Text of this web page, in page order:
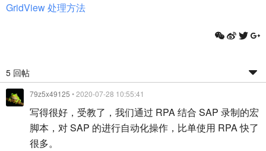
GridView 处理方法
5 回帖
79z5x49125 • 2020-07-28 10:55:41
写得很好，受教了，我们通过 RPA 结合 SAP 录制的宏
脚本，对 SAP 的进行自动化操作，比单使用 RPA 快了
很多。